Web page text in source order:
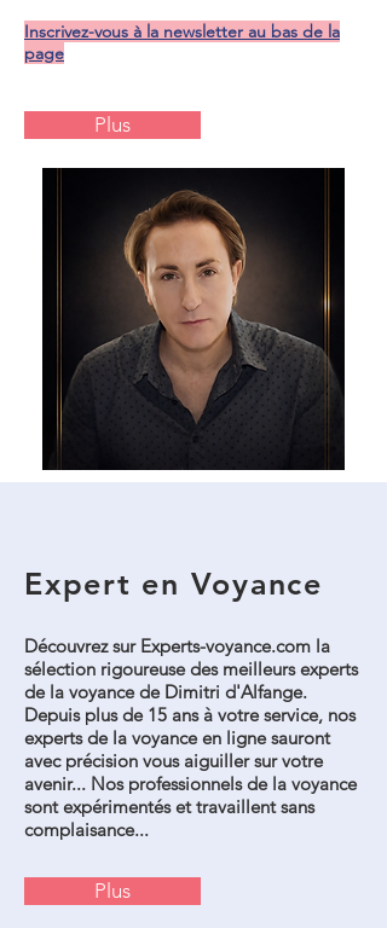
Inscrivez-vous à la newsletter au bas de la
page
Plus
Expert en Voyance
Découvrez sur Experts-voyance.com la
sélection rigoureuse des meilleurs experts
de la voyance de Dimitri d'Alfange.
Depuis plus de 15 ans à votre service, nos
experts de la voyance en ligne sauront
avec précision vous aiguiller sur votre
avenir... Nos professionnels de la voyance
sont expérimentés et travaillent sans
complaisance...
Plus